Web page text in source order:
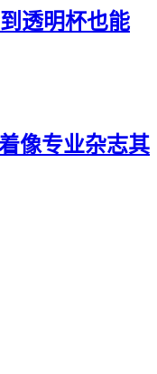
透明杯也能
像专业杂志其